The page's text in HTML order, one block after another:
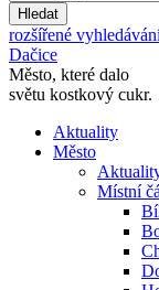
Hledat
rozšířené
Dačice
Město, které dalo
světu kostkový cukr.
Aktuality
Město
Místní